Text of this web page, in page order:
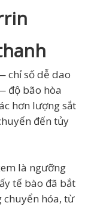
chỉ số dễ dao
độ bão hòa
hơn lượng sắt
đến tủy
là ngưỡng
tế bào đã bắt
chuyển hóa, từ